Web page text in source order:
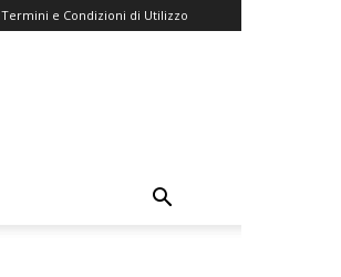
Termini e Condizioni di Utilizzo